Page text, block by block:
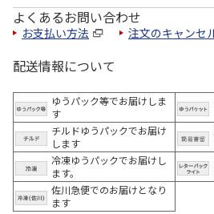
よくあるお問い合わせ
お支払い方法 注文のキャンセ
配送情報について
ゆうパック等でお届けしま
す
チルドゆうパックでお届け
します
冷凍ゆうパックでお届けし
ます。
佐川急便でのお届けとなり
ます